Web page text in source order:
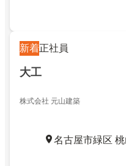
新着正社員
大工
株式会社 元山建築
名古屋市緑区